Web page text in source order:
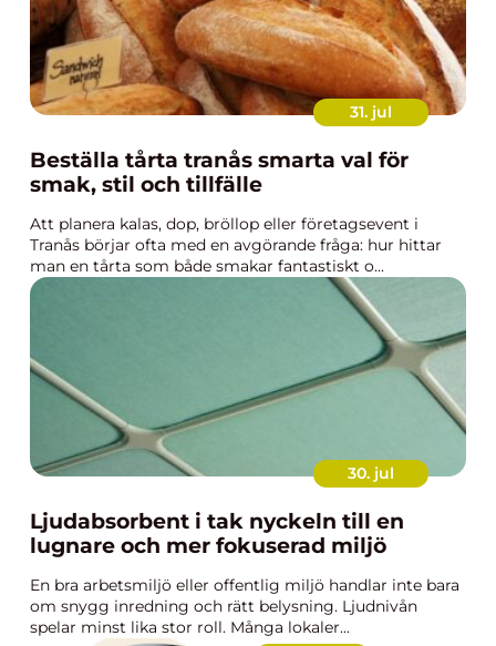
31. jul
Beställa tårta tranås smarta val för
smak, stil och tillfälle
Att planera kalas, dop, bröllop eller företagsevent i
Tranås börjar ofta med en avgörande fråga: hur hittar
man en tårta som både smakar fantastiskt o...
30. jul
Ljudabsorbent i tak nyckeln till en
lugnare och mer fokuserad miljö
En bra arbetsmiljö eller offentlig miljö handlar inte bara
om snygg inredning och rätt belysning. Ljudnivån
spelar minst lika stor roll. Många lokaler...